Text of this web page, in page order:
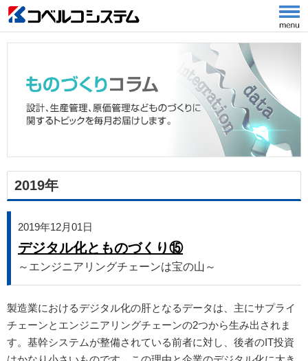
2019年
2019年12月01日
デジタル化とものづくり⑮
～エンジニアリングチェーンは宝の山～
製造業におけるデジタル化の肝となるデータは、主にサプライ
チェーンとエンジニアリングチェーンの2つから生み出されま
す。基幹システムが整備されている前者に対し、後者のIT投資